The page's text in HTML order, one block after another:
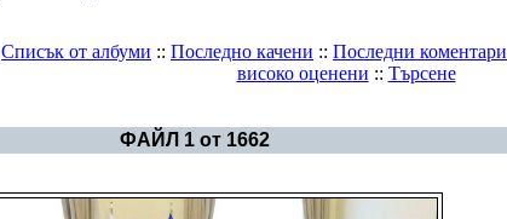
Списък от албуми :: Последно качени :: Последни коментари
високо оценени :: Търсене
ФАЙЛ 1 от 1662